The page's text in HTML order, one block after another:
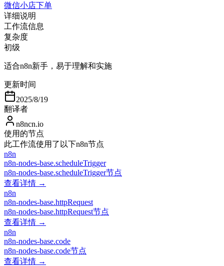
微信小店下单
详细说明
工作流信息
复杂度
初级
适合n8n新手，易于理解和实施
更新时间
2025/8/19
翻译者
n8ncn.io
使用的节点
此工作流使用了以下n8n节点
n8n
n8n-nodes-base.scheduleTrigger
n8n-nodes-base.scheduleTrigger节点
查看详情 →
n8n
n8n-nodes-base.httpRequest
n8n-nodes-base.httpRequest节点
查看详情 →
n8n
n8n-nodes-base.code
n8n-nodes-base.code节点
查看详情 →